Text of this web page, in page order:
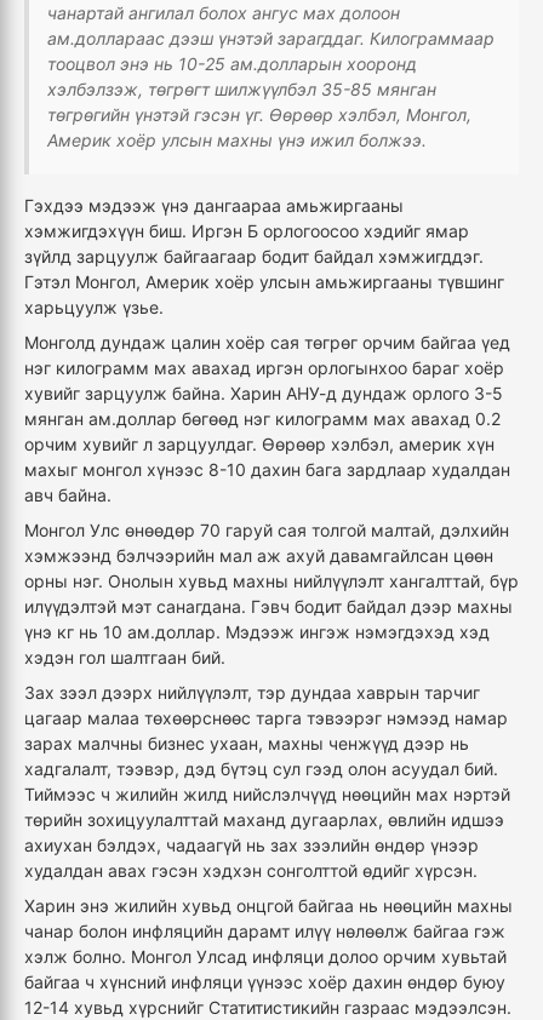
чанартай ангилал болох ангус мах долоон
ам.доллараас дээш үнэтэй зарагддаг. Килограммаар
тооцвол энэ нь 10-25 ам.долларын хооронд
хэлбэлзэж, төгрөгт шилжүүлбэл 35-85 мянган
төгрөгийн үнэтэй гэсэн үг. Өөрөөр хэлбэл, Монгол,
Америк хоёр улсын махны үнэ ижил болжээ.
Гэхдээ мэдээж үнэ дангаараа амьжиргааны
хэмжигдэхүүн биш. Иргэн Б орлогоосоо хэдийг ямар
зүйлд зарцуулж байгаагаар бодит байдал хэмжигддэг.
Гэтэл Монгол, Америк хоёр улсын амьжиргааны түвшинг
харьцуулж үзье.
Монголд дундаж цалин хоёр сая төгрөг орчим байгаа үед
нэг килограмм мах авахад иргэн орлогынхоо бараг хоёр
хувийг зарцуулж байна. Харин АНУ-д дундаж орлого 3-5
мянган ам.доллар бөгөөд нэг килограмм мах авахад 0.2
орчим хувийг л зарцуулдаг. Өөрөөр хэлбэл, америк хүн
махыг монгол хүнээс 8-10 дахин бага зардлаар худалдан
авч байна.
Монгол Улс өнөөдөр 70 гаруй сая толгой малтай, дэлхийн
хэмжээнд бэлчээрийн мал аж ахуй давамгайлсан цөөн
орны нэг. Онолын хувьд махны нийлүүлэлт хангалттай, бүр
илүүдэлтэй мэт санагдана. Гэвч бодит байдал дээр махны
үнэ кг нь 10 ам.доллар. Мэдээж ингэж нэмэгдэхэд хэд
хэдэн гол шалтгаан бий.
Зах зээл дээрх нийлүүлэлт, тэр дундаа хаврын тарчиг
цагаар малаа төхөөрснөөс тарга тэвээрэг нэмээд намар
зарах малчны бизнес ухаан, махны ченжүүд дээр нь
хадгалалт, тээвэр, дэд бүтэц сул гээд олон асуудал бий.
Тиймээс ч жилийн жилд нийслэлчүүд нөөцийн мах нэртэй
төрийн зохицуулалттай маханд дугаарлах, өвлийн идшээ
ахиухан бэлдэх, чадаагүй нь зах зээлийн өндөр үнээр
худалдан авах гэсэн хэдхэн сонголттой өдийг хүрсэн.
Харин энэ жилийн хувьд онцгой байгаа нь нөөцийн махны
чанар болон инфляцийн дарамт илүү нөлөөлж байгаа гэж
хэлж болно. Монгол Улсад инфляци долоо орчим хувьтай
байгаа ч хүнсний инфляци үүнээс хоёр дахин өндөр буюу
12-14 хувьд хүрснийг Статитистикийн газраас мэдээлсэн.